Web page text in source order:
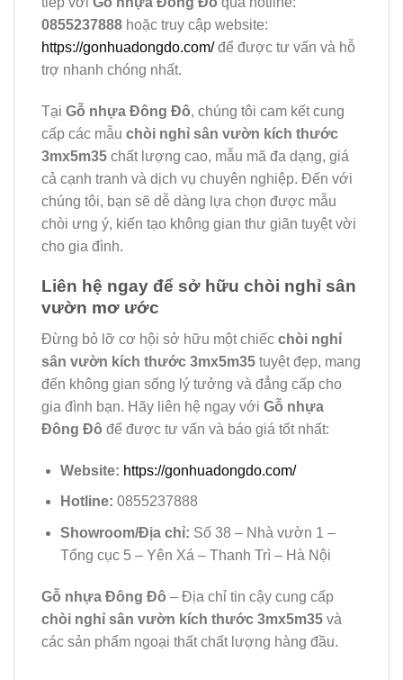
0855237888 hoặc truy cập website:
https://gonhuadongdo.com/để được tư vấn và hỗ
trợ nhanh chóng nhất.
Tại Gỗ nhựa Đông Đô, chúng tôi cam kết cung
cấp các mẫu chòi nghỉ sân vườn kích thước
3mx5m35 chất lượng cao, mẫu mã đa dạng, giá
cả cạnh tranh và dịch vụ chuyên nghiệp. Đến với
chúng tôi, bạn sẽ dễ dàng lựa chọn được mẫu
chòi ưng ý, kiến tạo không gian thư giãn tuyệt vời
cho gia đình.
Liên hệ ngay để sở hữu chòi nghỉ sân
vườn mơ ước
Đừng bỏ lỡ cơ hội sở hữu một chiếc chòi nghỉ
sân vườn kích thước 3mx5m35 tuyệt đẹp, mang
đến không gian sống lý tưởng và đẳng cấp cho
gia đình bạn. Hãy liên hệ ngay với Gỗ nhựa
Đông Đô để được tư vấn và báo giá tốt nhất:
Website: https://gonhuadongdo.com/
Hotline: 0855237888
Showroom/Địa chỉ: Số 38 – Nhà vườn 1 –
Tổng cục 5 – Yên Xá – Thanh Trì – Hà Nội
Gỗ nhựa Đông Đô – Địa chỉ tin cậy cung cấp
chòi nghỉ sân vườn kích thước 3mx5m35 và
các sản phẩm ngoại thất chất lượng hàng đầu.